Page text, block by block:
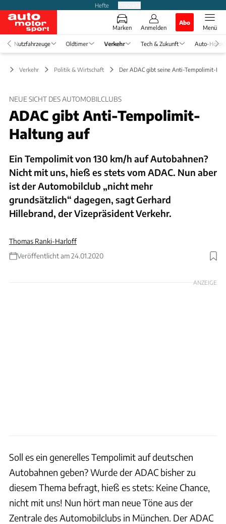
Hefte
Marken Anmelden
Abo
Menü
Nutzfahrzeuge Oldtimer Verkehr Tech & Zukunft Auto-
Verkehr Politik & Wirtschaft Der ADAC gibt seine Anti-Tempolimit-
NEUE SICHT DES AUTOMOBILCLUBS
ADAC gibt Anti-Tempolimit-
Haltung auf
Ein Tempolimit von 130 km/h auf Autobahnen?
Nicht mit uns, hieß es stets vom ADAC. Nun aber
ist der Automobilclub „nicht mehr
grundsätzlich“ dagegen, sagt Gerhard
Hillebrand, der Vizepräsident Verkehr.
Thomas Ranki-Harloff
Veröffentlicht am 24.01.2020
ANZEIGE
Soll es ein generelles Tempolimit auf deutschen
Autobahnen geben? Wurde der ADAC bisher zu
diesem Thema befragt, hieß es stets: Keine Chance,
nicht mit uns! Nun hört man neue Töne aus der
Zentrale des Automobilclubs in München. Der ADAC